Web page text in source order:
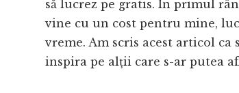
să lucrez pe gratis. În primul
vine cu un cost pentru mine,
vreme. Am scris acest articol
inspira pe alții care s-ar putea